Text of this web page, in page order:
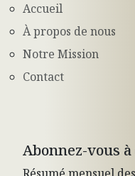
Accueil
À propos de nous
Notre Mission
Contact
Abonnez-vous